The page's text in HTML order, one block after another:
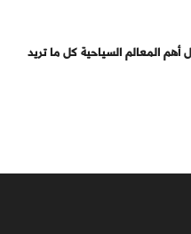
المعالم السياحية كل ما تريد